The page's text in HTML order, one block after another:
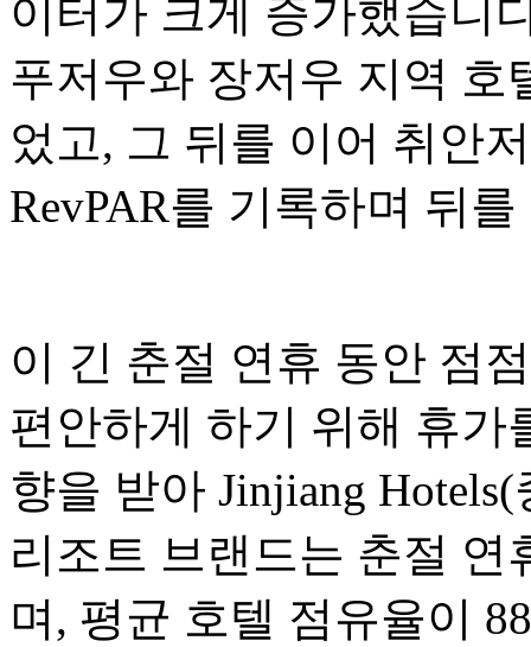
이터가 크게 증가했습니
푸저우와 장저우 지역 호
었고, 그 뒤를 이어 취안
RevPAR를 기록하며 뒤
이 긴 춘절 연휴 동안 점
편안하게 하기 위해 휴가
향을 받아 Jinjiang
리조트 브랜드는 춘절 연
며, 평균 호텔 점유율이